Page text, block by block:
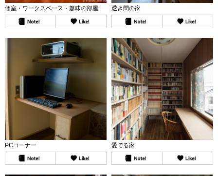
個室・ワークスペース・趣味の部屋 透き間の家
PCコーナー 愛でる家